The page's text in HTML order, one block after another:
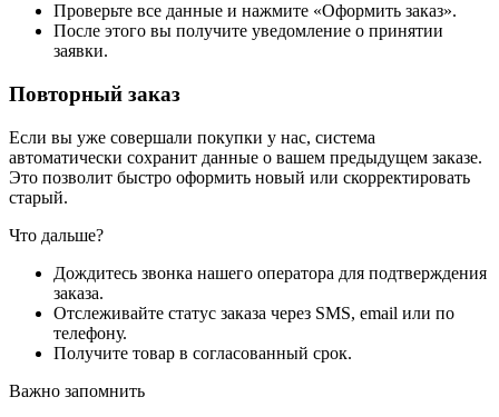
Проверьте все данные и нажмите «Оформить заказ».
После этого вы получите уведомление о принятии
заявки.
Повторный заказ
Если вы уже совершали покупки у нас, система
автоматически сохранит данные о вашем предыдущем заказе.
Это позволит быстро оформить новый или скорректировать
старый.
Что дальше?
Дождитесь звонка нашего оператора для подтверждения
заказа.
Отслеживайте статус заказа через SMS, email или по
телефону.
Получите товар в согласованный срок.
Важно запомнить